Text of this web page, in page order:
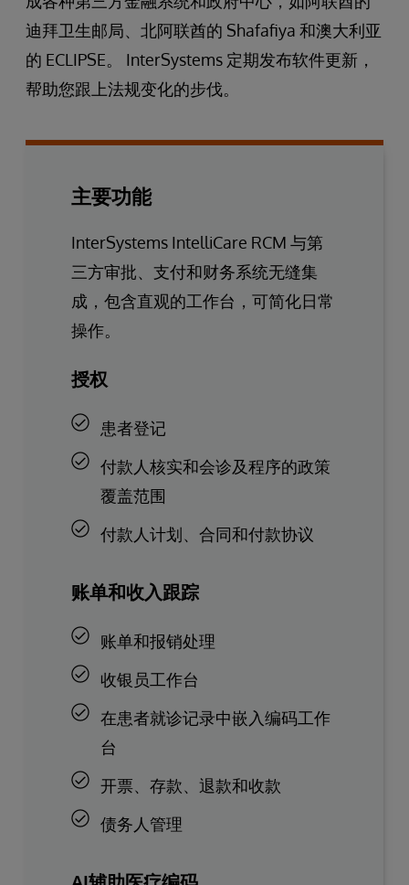
迪拜卫生邮局、北阿联酋的 Shafafiya 和澳大利亚
的 ECLIPSE。 InterSystems 定期发布软件更新，
帮助您跟上法规变化的步伐。
主要功能
InterSystems IntelliCare RCM 与第
三方审批、支付和财务系统无缝集
成，包含直观的工作台，可简化日常
操作。
授权
患者登记
付款人核实和会诊及程序的政策
覆盖范围
付款人计划、合同和付款协议
账单和收入跟踪
账单和报销处理
收银员工作台
在患者就诊记录中嵌入编码工作
台
开票、存款、退款和收款
债务人管理